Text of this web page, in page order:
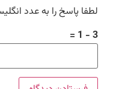
لطفا پاسخ را به عدد
3 − 1 =